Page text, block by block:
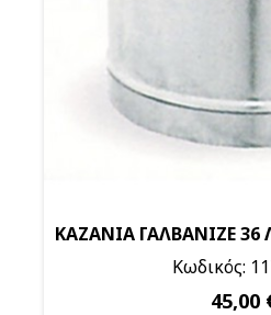
ΚΑΖΑΝΙΑ ΓΑΛΒΑΝΙΖΕ 36
Κωδικός:
45,00